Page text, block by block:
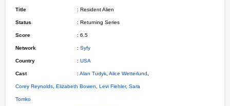
Title : Resident Alien
Status : Returning Series
Score : 6.5
Network : Syfy
Country : USA
Cast : Alan Tudyk Alice Wetterlund
Corey Reynolds Elizabeth Bowen Levi Fiehler, Sara
Tomko